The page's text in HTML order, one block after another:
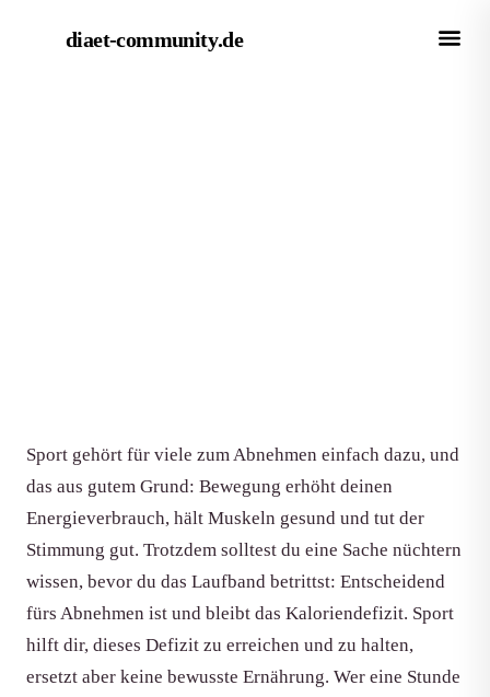
diaet-community.de
Sport gehört für viele zum Abnehmen einfach dazu, und
das aus gutem Grund: Bewegung erhöht deinen
Energieverbrauch, hält Muskeln gesund und tut der
Stimmung gut. Trotzdem solltest du eine Sache nüchtern
wissen, bevor du das Laufband betrittst: Entscheidend
fürs Abnehmen ist und bleibt das Kaloriendefizit. Sport
hilft dir, dieses Defizit zu erreichen und zu halten,
ersetzt aber keine bewusste Ernährung. Wer eine Stunde